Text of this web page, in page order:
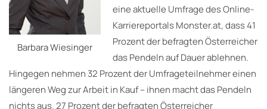
Barbara Wiesinger
eine aktuelle Umfrage des Online-
Karriereportals Monster.at, dass 41
Prozent der befragten Österreicher
das Pendeln auf Dauer ablehnen.
Hingegen nehmen 32 Prozent der Umfrageteilnehmer einen
längeren Weg zur Arbeit in Kauf – ihnen macht das Pendeln
nichts aus. 27 Prozent der befragten Österreicher